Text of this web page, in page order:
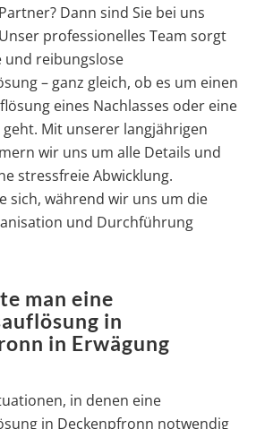
Dann sind Sie bei uns
professionelles Team sorgt
und reibungslose
– ganz gleich, ob es um einen
eines Nachlasses oder eine
Mit unserer langjährigen
wir uns um alle Details und
stressfreie Abwicklung.
sich, während wir uns um die
und Durchführung
man eine
in
in Erwägung
in denen eine
in Deckenpfronn notwendig